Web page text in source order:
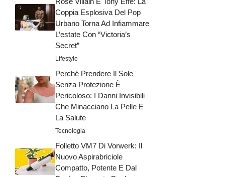
Coppia Esplosiva Del Pop
Urbano Torna Ad Infiammare
L’estate Con “Victoria’s
Secret”
Lifestyle
Perché Prendere Il Sole
Senza Protezione È
Pericoloso: I Danni Invisibili
Che Minacciano La Pelle E
La Salute
Tecnologia
Folletto VM7 Di Vorwerk: Il
Nuovo Aspirabriciole
Compatto, Potente E Dal